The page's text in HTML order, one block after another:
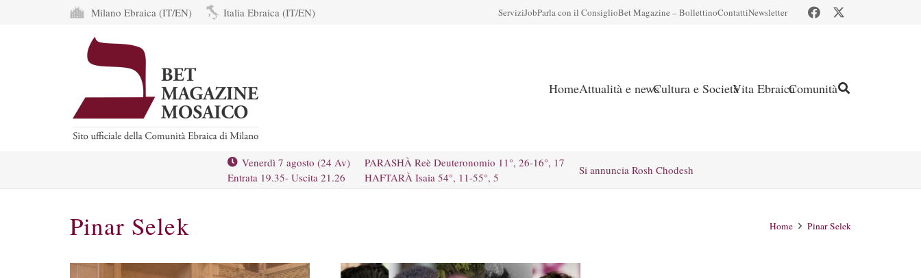
Milano Ebraica (IT/EN) Italia Ebraica (IT/EN) ServiziJobParla con il ConsiglioBet Magazine – BollettinoContattiNewsletter
HomeAttualità e newsCultura e SocietàVita EbraicaComunità
Venerdì 7 agosto (24 Av)
Entrata 19.35- Uscita 21.26
PARASHÀ Reè Deuteronomio 11°, 26-16°, 17
HAFTARÀ Isaia 54°, 11-55°, 5
Si annuncia Rosh Chodesh
Pinar Selek Home Pinar Selek